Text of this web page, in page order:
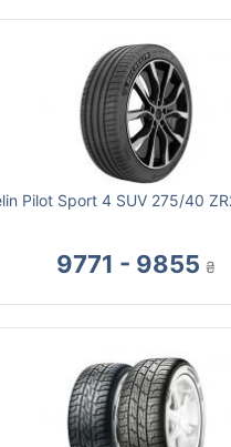
Pilot Sport 4 SUV 275/40
9771 - 9855 ₴